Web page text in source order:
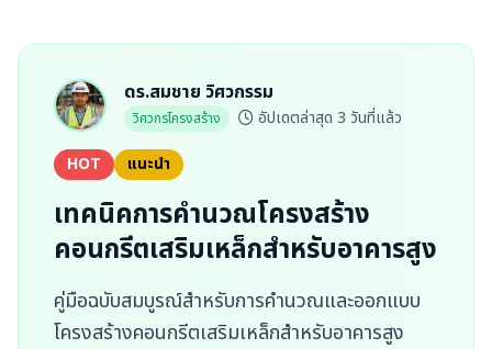
ดร.สมชาย วิศวกรรม
วิศวกรโครงสร้าง
อัปเดตล่าสุด 3 วันที่แล้ว
HOT
แนะนำ
เทคนิคการคำนวณโครงสร้าง
คอนกรีตเสริมเหล็กสำหรับอาคารสูง
คู่มือฉบับสมบูรณ์สำหรับการคำนวณและออกแบบ
โครงสร้างคอนกรีตเสริมเหล็กสำหรับอาคารสูง